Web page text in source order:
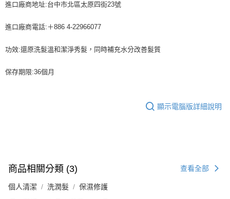
進口廠商地址:台中市北區太原四街23號
進口廠商電話:＋886 4-22966077
功效:還原洗髮溫和潔淨秀髮，同時補充水分改善髮質
保存期限:36個月
顯示電腦版詳細說明
商品相關分類 (3) 查看全部
個人清潔 洗潤髮 保濕修護